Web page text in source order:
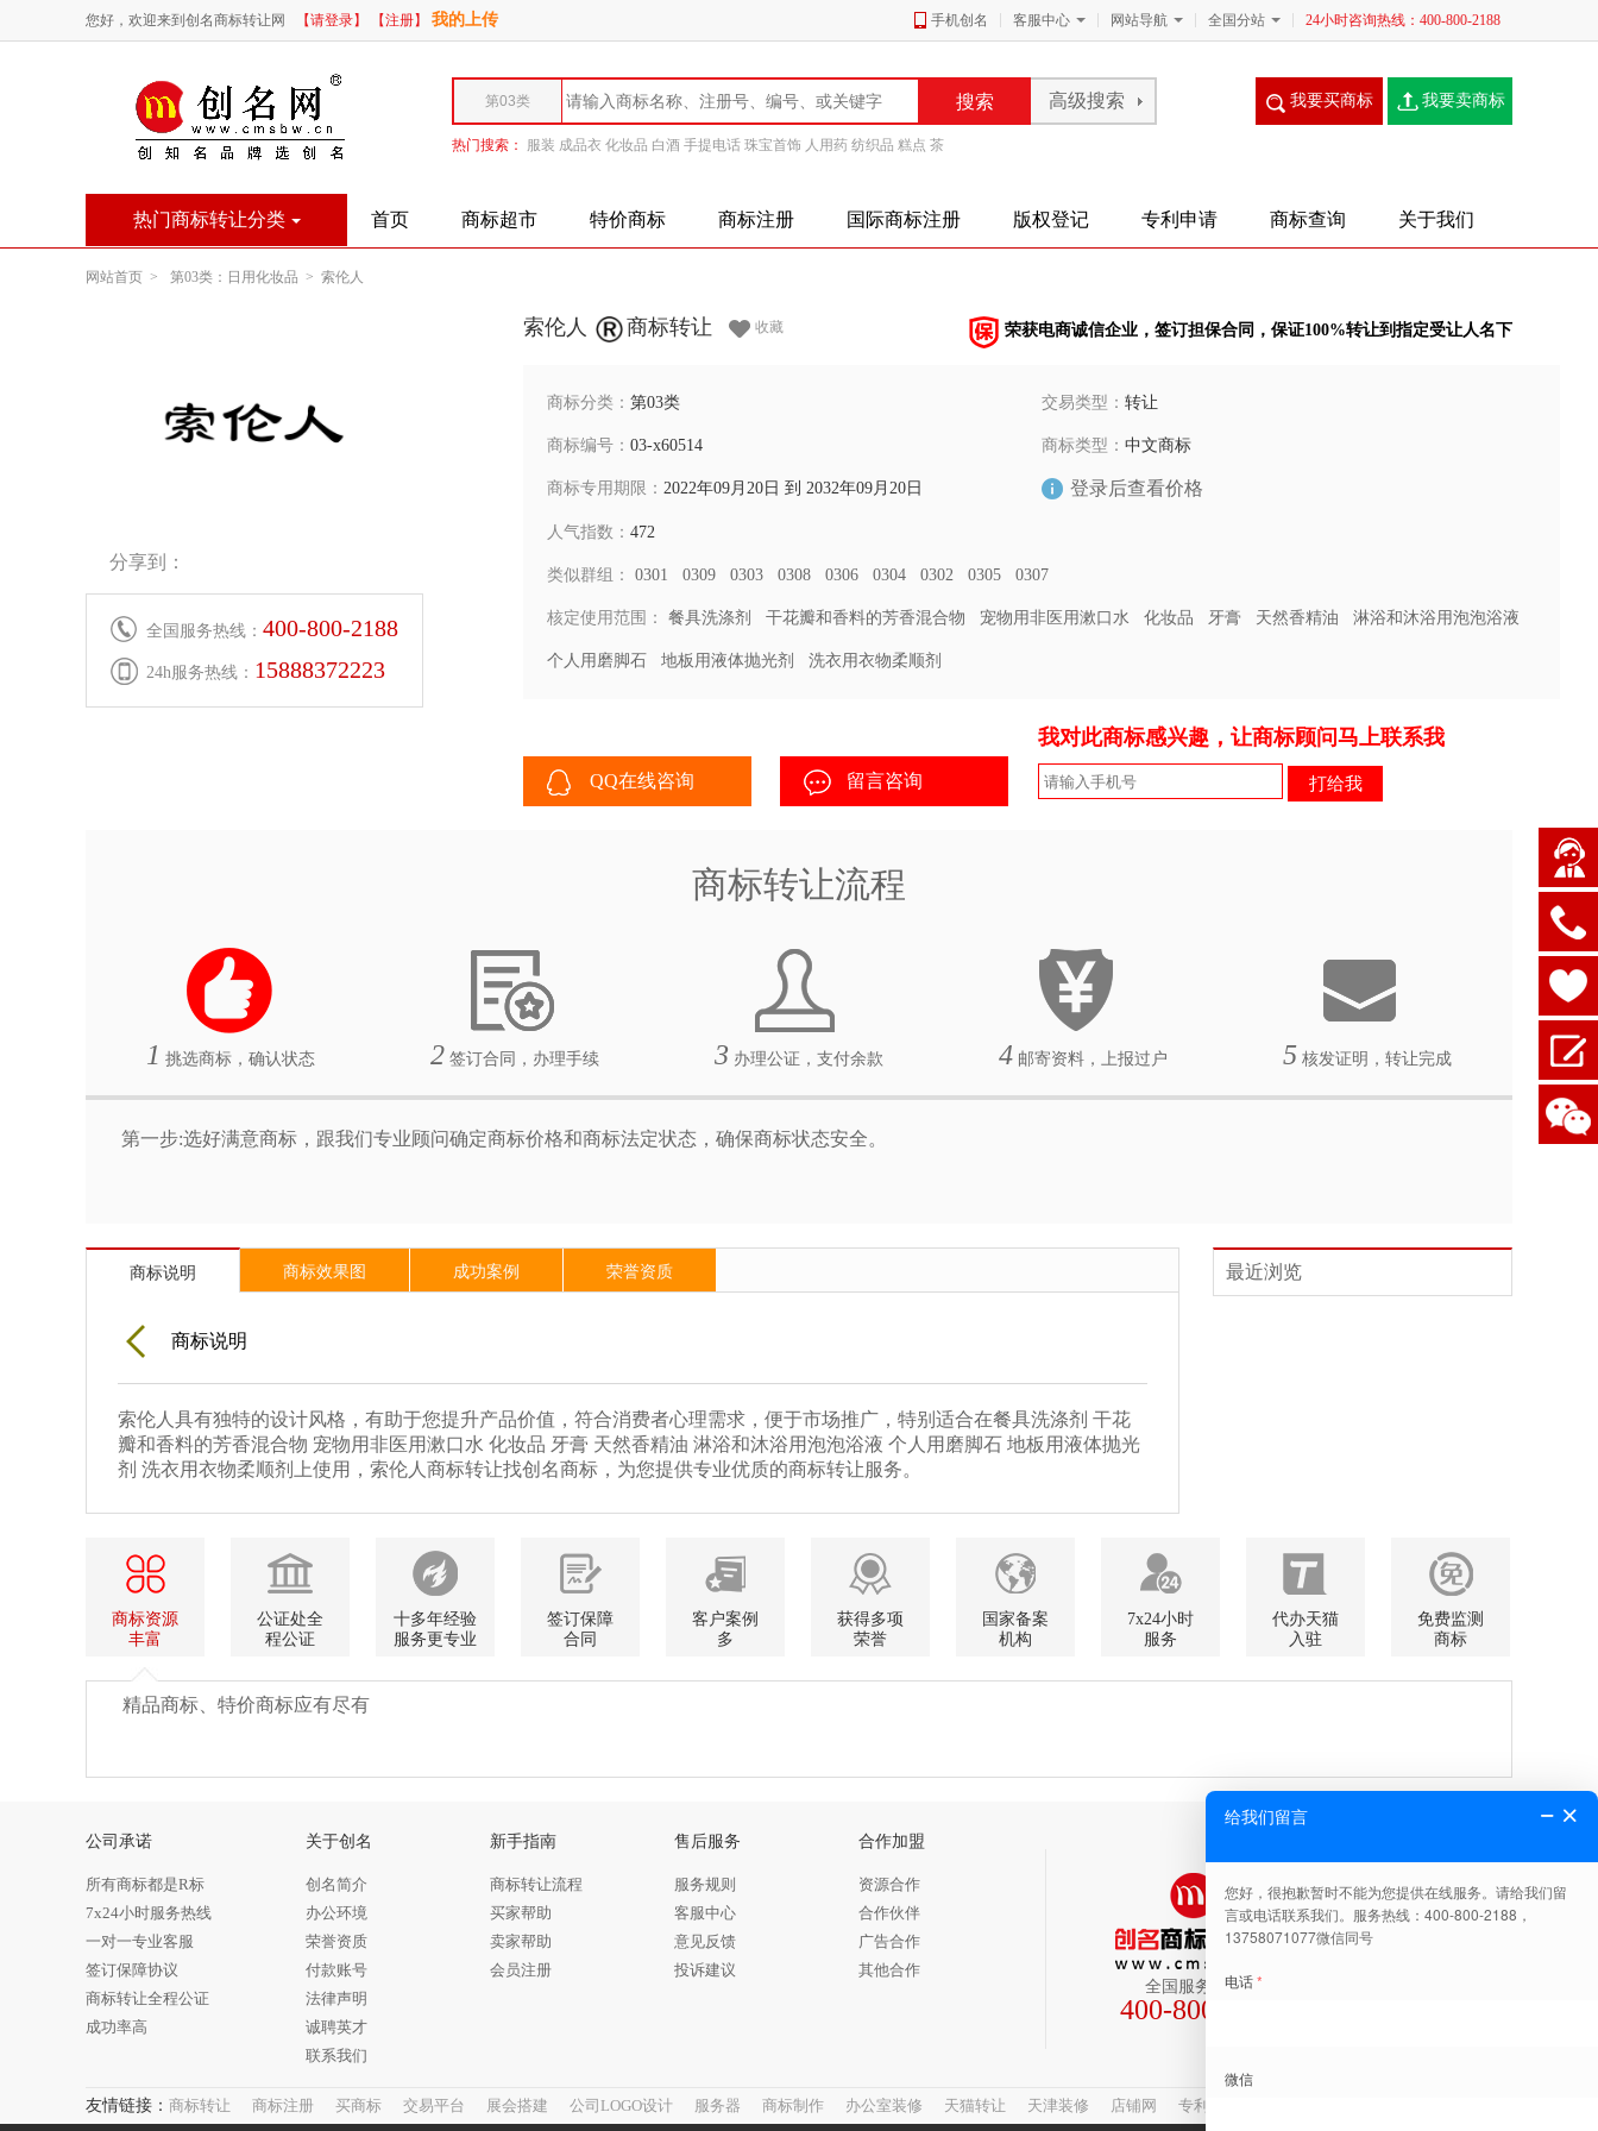
您好，欢迎来到创名商标转让网 【请登录】 【注册】 我的上传 手机创名 客服中心 网站导航 全国分站 24小时咨询热线：400-800-2188
热门搜索： 服装 成品衣 化妆品 白酒 手提电话 珠宝首饰 人用药 纺织品 糕点 茶
我要买商标 我要卖商标
热门商标转让分类 首页 商标超市 特价商标 商标注册 国际商标注册 版权登记 专利申请 商标查询 关于我们
网站首页 > 第03类：日用化妆品 > 索伦人
分享到：
全国服务热线： 400-800-2188
24h服务热线： 15888372223
索伦人 商标转让 荣获电商诚信企业，签订担保合同，保证100%转让到指定受让人名下
收藏
商标分类： 第03类 交易类型： 转让
商标编号： 03-x60514 商标类型： 中文商标
登录后查看价格
商标专用期限： 2022年09月20日 到 2032年09月20日
人气指数： 472
类似群组： 0301 0309 0303 0308 0306 0304 0302 0305 0307
核定使用范围： 餐具洗涤剂 干花瓣和香料的芳香混合物 宠物用非医用漱口水 化妆品 牙膏 天然香精油 淋浴和沐浴用泡泡浴液
个人用磨脚石 地板用液体抛光剂 洗衣用衣物柔顺剂
QQ在线咨询 留言咨询
我对此商标感兴趣，让商标顾问马上联系我
商标转让流程
1 挑选商标，确认状态 2 签订合同，办理手续 3 办理公证，支付余款 4 邮寄资料，上报过户 5 核发证明，转让完成
第一步:选好满意商标，跟我们专业顾问确定商标价格和商标法定状态，确保商标状态安全。
商标说明 商标效果图 成功案例 荣誉资质
商标说明
索伦人具有独特的设计风格，有助于您提升产品价值，符合消费者心理需求，便于市场推广，特别适合在餐具洗涤剂 干花
瓣和香料的芳香混合物 宠物用非医用漱口水 化妆品 牙膏 天然香精油 淋浴和沐浴用泡泡浴液 个人用磨脚石 地板用液体抛光
剂 洗衣用衣物柔顺剂上使用，索伦人商标转让找创名商标，为您提供专业优质的商标转让服务。
最近浏览
商标资源
丰富
公证处全
程公证
十多年经验
服务更专业
签订保障
合同
客户案例
多
获得多项
荣誉
国家备案
机构
7x24小时
服务
代办天猫
入驻
免费监测
商标
精品商标、特价商标应有尽有
公司承诺
所有商标都是R标
7x24小时服务热线
一对一专业客服
签订保障协议
商标转让全程公证
成功率高
关于创名
创名简介
办公环境
荣誉资质
付款账号
法律声明
诚聘英才
联系我们
新手指南
商标转让流程
买家帮助
卖家帮助
会员注册
售后服务
服务规则
客服中心
意见反馈
投诉建议
合作加盟
资源合作
合作伙伴
广告合作
其他合作
全国服务热线
400-800-2188
友情链接： 商标转让 商标注册 买商标 交易平台 展会搭建 公司LOGO设计 服务器 商标制作 办公室装修 天猫转让 天津装修 店铺网 专利查询